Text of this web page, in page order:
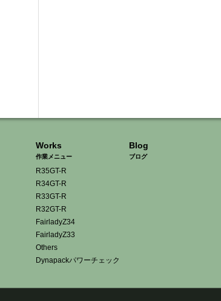
Works
作業メニュー
R35GT-R
R34GT-R
R33GT-R
R32GT-R
FairladyZ34
FairladyZ33
Others
Dynapackパワーチェック
Blog
ブログ